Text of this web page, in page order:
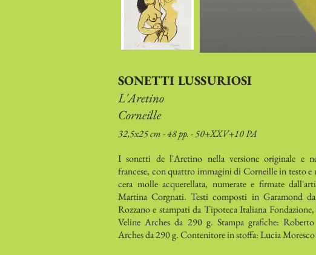
SONETTI LUSSURIOSI
L'Aretino
Corneille
32,5x25 cm - 48 pp. - 50+XXV+10 PA
I sonetti de l'Aretino nella versione originale e
francese, con quattro immagini di Corneille in testo e
cera molle acquerellata, numerate e firmate
Martina Corgnati. Testi composti in Garamond
Rozzano e stampati da Tipoteca Italiana
Veline Arches da 290 g. Stampa grafiche:
Arches da 290 g. Contenitore in stoffa: Lucia